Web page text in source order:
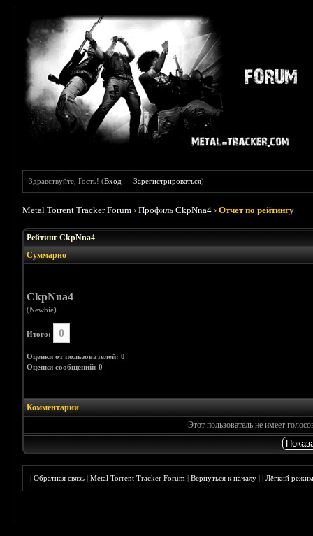
Здравствуйте, Гость! (Вход —Зарегистрироваться)
Metal Torrent Tracker Forum ›Профиль CkpNna4 ›Отчет по рейтингу
Рейтинг CkpNna4
Суммарно
CkpNna4
(Newbie)
Итого: 0
Оценки от пользователей: 0
Оценки сообщений: 0
Комментарии
Этот пользователь не имеет
|Обратная связь |Metal Torrent Tracker Forum |Вернуться к началу ||Лёгкий